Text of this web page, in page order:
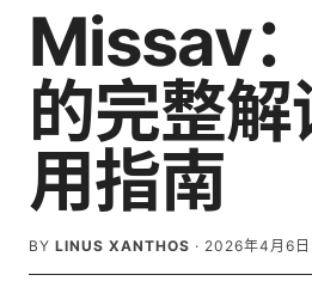
Missav
的完整
用指南
BY LINUS XANTHOS · 2026年4月6日